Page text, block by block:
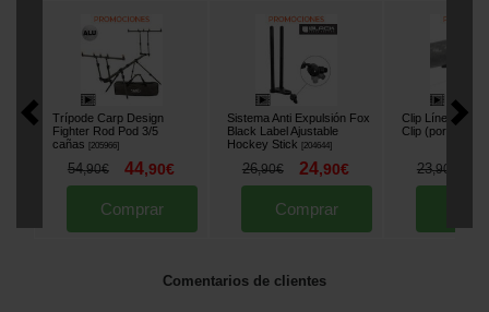
Trípode Carp Design
Fighter Rod Pod 3/5
cañas
205966]
54,90€ 44,90€
Comprar
Sistema Anti Expulsión Fox
Black Label Ajustable
Hockey Stick
204644]
26,90€ 24,90€
Comprar
Clip Línea
Clip (por 3)
23,90
Comentarios de clientes